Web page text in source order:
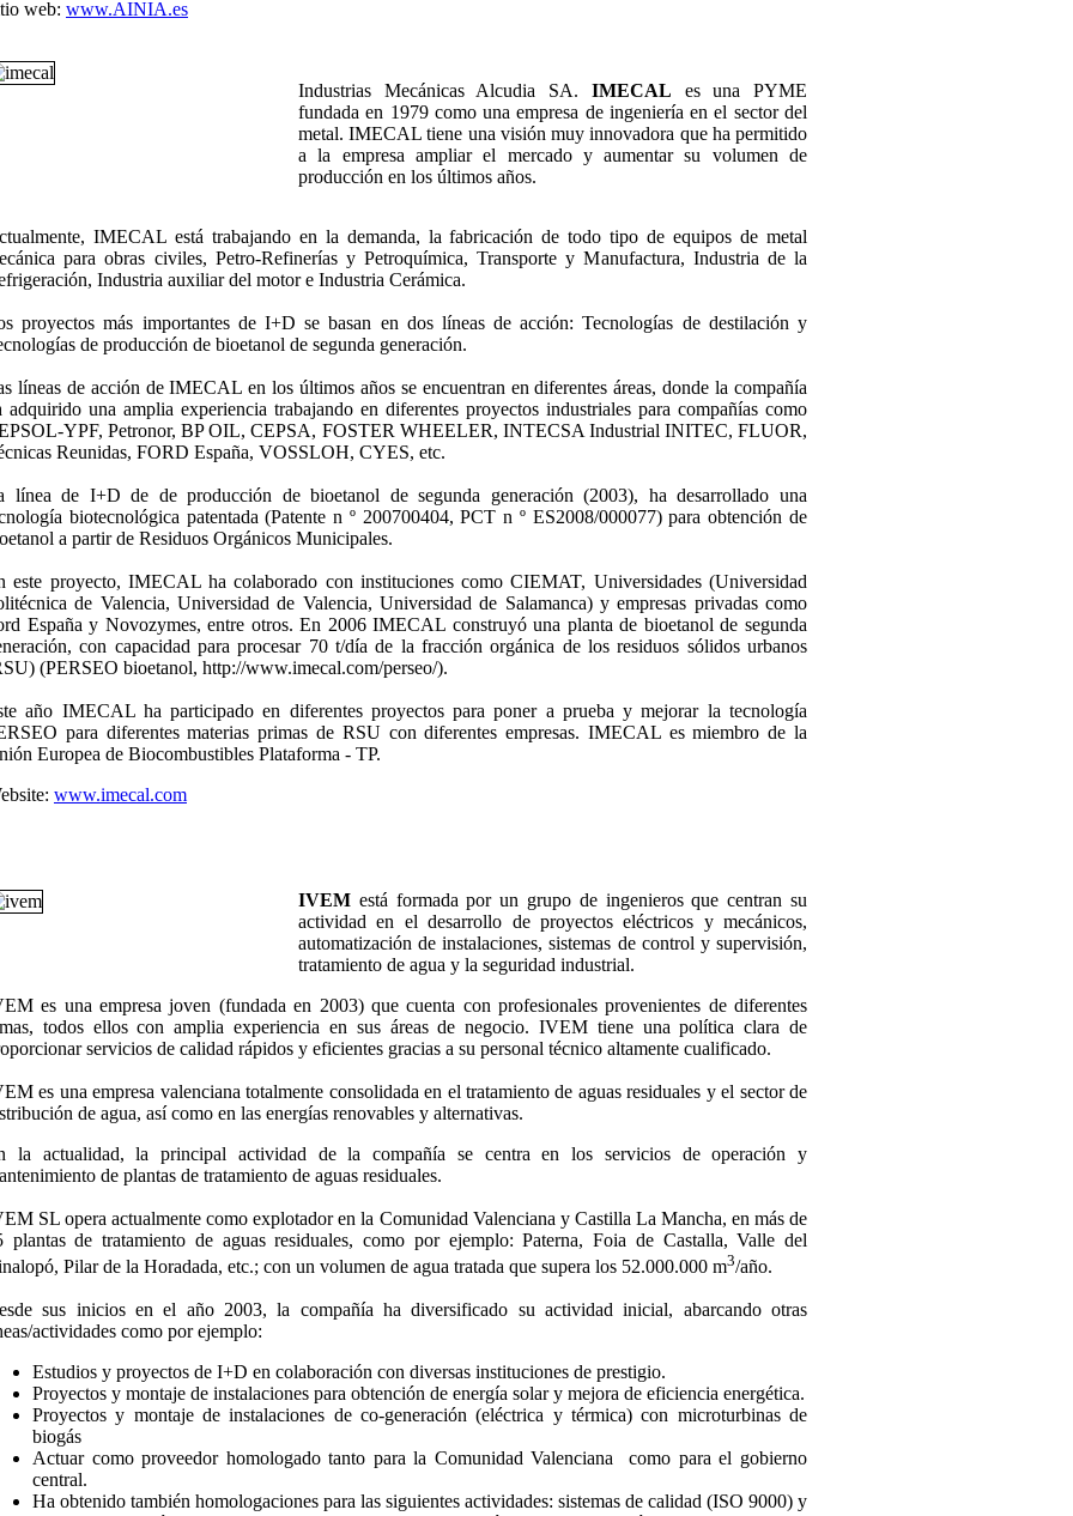
web: www.AINIA.es
Industrias Mecánicas Alcudia SA. IMECAL es una PYME
fundada en 1979 como una empresa de ingeniería en el sector del
metal. IMECAL tiene una visión muy innovadora que ha permitido
a la empresa ampliar el mercado y aumentar su volumen de
producción en los últimos años.
IMECAL está trabajando en la demanda, la fabricación de todo tipo de equipos de metal
para obras civiles, Petro-Refinerías y Petroquímica, Transporte y Manufactura, Industria de la
Industria auxiliar del motor e Industria Cerámica.
proyectos más importantes de I+D se basan en dos líneas de acción: Tecnologías de destilación y
de producción de bioetanol de segunda generación.
líneas de acción de IMECAL en los últimos años se encuentran en diferentes áreas, donde la compañía
adquirido una amplia experiencia trabajando en diferentes proyectos industriales para compañías como
YPF, Petronor, BP OIL, CEPSA, FOSTER WHEELER, INTECSA Industrial INITEC, FLUOR,
Reunidas, FORD España, VOSSLOH, CYES, etc.
línea de I+D de de producción de bioetanol de segunda generación (2003), ha desarrollado una
biotecnológica patentada (Patente n º 200700404, PCT n º ES2008/000077) para obtención de
a partir de Residuos Orgánicos Municipales.
este proyecto, IMECAL ha colaborado con instituciones como CIEMAT, Universidades (Universidad
de Valencia, Universidad de Valencia, Universidad de Salamanca) y empresas privadas como
España y Novozymes, entre otros. En 2006 IMECAL construyó una planta de bioetanol de segunda
con capacidad para procesar 70 t/día de la fracción orgánica de los residuos sólidos urbanos
(PERSEO bioetanol, http://www.imecal.com/perseo/).
año IMECAL ha participado en diferentes proyectos para poner a prueba y mejorar la tecnología
para diferentes materias primas de RSU con diferentes empresas. IMECAL es miembro de la
Europea de Biocombustibles Plataforma - TP.
www.imecal.com
IVEM está formada por un grupo de ingenieros que centran su
actividad en el desarrollo de proyectos eléctricos y mecánicos,
automatización de instalaciones, sistemas de control y supervisión,
tratamiento de agua y la seguridad industrial.
es una empresa joven (fundada en 2003) que cuenta con profesionales provenientes de diferentes
todos ellos con amplia experiencia en sus áreas de negocio. IVEM tiene una política clara de
servicios de calidad rápidos y eficientes gracias a su personal técnico altamente cualificado.
es una empresa valenciana totalmente consolidada en el tratamiento de aguas residuales y el sector de
de agua, así como en las energías renovables y alternativas.
la actualidad, la principal actividad de la compañía se centra en los servicios de operación y
de plantas de tratamiento de aguas residuales.
SL opera actualmente como explotador en la Comunidad Valenciana y Castilla La Mancha, en más de
plantas de tratamiento de aguas residuales, como por ejemplo: Paterna, Foia de Castalla, Valle del
Pilar de la Horadada, etc.; con un volumen de agua tratada que supera los 52.000.000 m3/año.
sus inicios en el año 2003, la compañía ha diversificado su actividad inicial, abarcando otras
actividades como por ejemplo:
Estudios y proyectos de I+D en colaboración con diversas instituciones de prestigio.
Proyectos y montaje de instalaciones para obtención de energía solar y mejora de eficiencia energética.
Proyectos y montaje de instalaciones de co-generación (eléctrica y térmica) con microturbinas de
biogás
Actuar como proveedor homologado tanto para la Comunidad Valenciana como para el gobierno
central.
Ha obtenido también homologaciones para las siguientes actividades: sistemas de calidad (ISO 9000) y